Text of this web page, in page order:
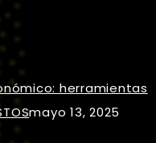
herramientas
mayo 13, 2025